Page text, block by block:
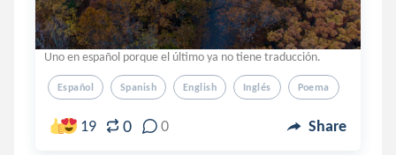
Uno en español porque el último ya no tiene traducción.
Español Spanish English Inglés Poema
19 0 0 Share